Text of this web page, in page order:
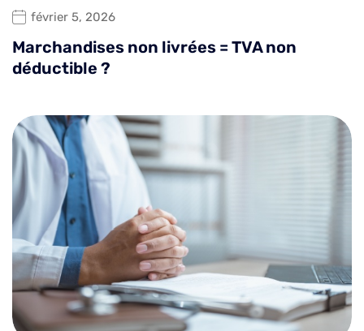
février 5, 2026
Marchandises non livrées = TVA non
déductible ?